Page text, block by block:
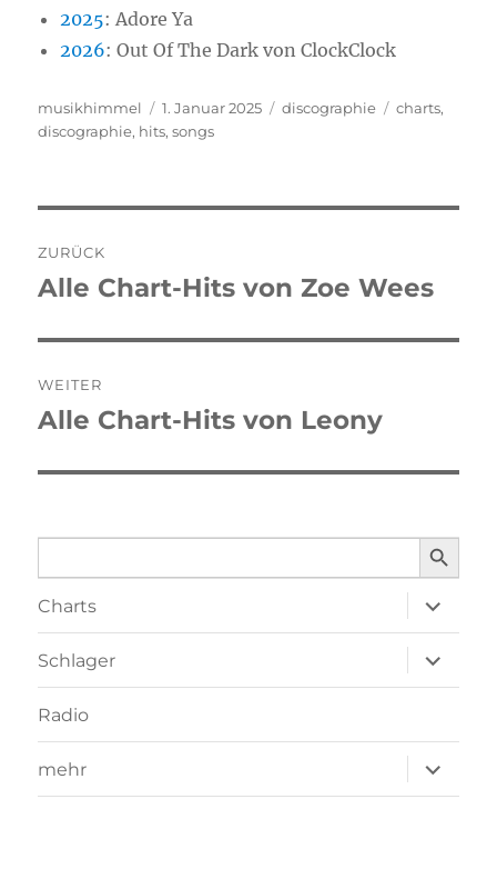
2025: Adore Ya
2026: Out Of The Dark von ClockClock
Autor
musikhimmel
Veröffentlicht
am
1. Januar 2025 Kategorien
discographie Schlagwörter
charts,
discographie, hits,songs
ZURÜCK
Vorheriger
Alle Chart-Hits von Zoe Wees
WEITER
Nächster
Alle Chart-Hits von Leony
Search
SEARCH
Charts
öffnen
Schlager
öffnen
Radio
mehr
öffnen